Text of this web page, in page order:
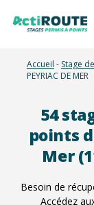
Accueil - Stage
PEYRIAC DE MER
54
points
Mer
Besoin de
Accédez